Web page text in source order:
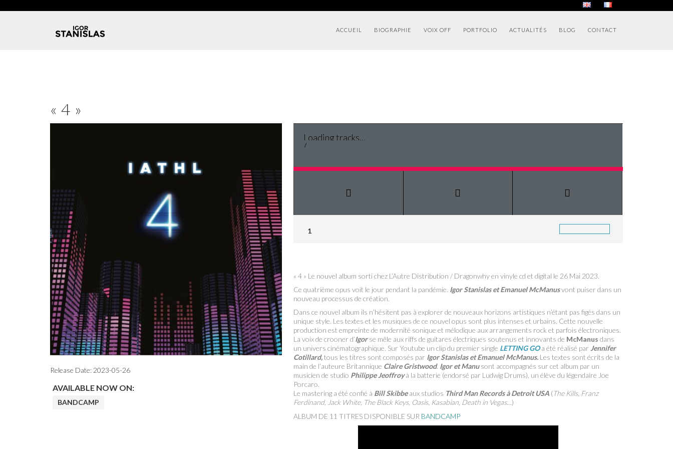
ACCUEIL BIOGRAPHIE VOIX OFF PORTFOLIO ACTUALITÉS BLOG CONTACT
« 4 »
Release Date: 2023-05-26
AVAILABLE NOW ON:
BANDCAMP
Loading tracks...
/
« 4 » Le nouvel album sorti chez L’Autre Distribution / Dragonwhy en vinyle cd et digital le 26 Mai 2023.
Ce quatrième opus voit le jour pendant la pandémie. Igor Stanislas et Emanuel McManusvont puiser dans un
nouveau processus de création.
Dans ce nouvel album ils n’hésitent pas à explorer de nouveaux horizons artistiques n’étant pas figés dans un
unique style. Les textes et les musiques de ce nouvel opus sont plus intenses et urbains. Cette nouvelle
production est empreinte de modernité sonique et mélodique aux arrangements rock et parfois électroniques.
La voix de crooner d’Igor se mêle aux riffs de guitares électriques soutenus et innovants de McManus dans
un univers cinématographique. Sur Youtube un clip du premier single LETTING GOa été réalisé par Jennifer
Cotillard,tous les titres sont composés par Igor Stanislas et Emanuel McManus. Les textes sont écrits de la
main de l’auteure Britannique Claire Gristwood. Igor et Manu sont accompagnés sur cet album par un
musicien de studio Philippe Jeoffroyà la batterie (endorsé par Ludwig Drums), un élève du légendaire Joe
Porcaro.
Le mastering a été confié à Bill Skibbe aux studios Third Man Records à Detroit USA (The Kills, Franz
Ferdinand, Jack White, The Black Keys, Oasis, Kasabian, Death in Vegas…)
ALBUM DE 11 TITRES DISPONIBLE SUR BANDCAMP